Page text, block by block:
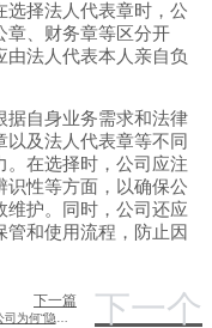
选择法人代表章时，公
章、财务章等区分开
法人代表本人亲自负
据自身业务需求和法律
及法人代表章等不同
。在选择时，公司应注
识性等方面，以确保公
维护。同时，公司还应
和使用流程，防止因
下一篇 下一个